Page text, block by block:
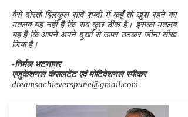
वैसे दोस्तों बिलकुल सादे शब्दों में कहूँ तो खुश रहने का
मतलब यह नहीं है कि सब कुछ ठीक है। इसका मतलब
यह है कि आपने अपने दुखों से ऊपर उठकर जीना सीख
लिया है।
-निर्मल भटनागर
एजुकेशनल कंसलटेंट एवं मोटिवेशनल स्पीकर
dreamsachieverspune@gmail.com